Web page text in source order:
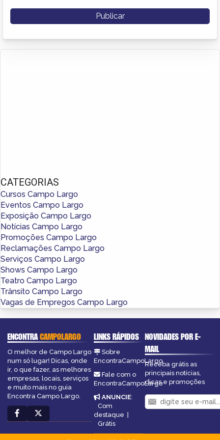
CATEGORIAS
Cursos Campo Largo
Eventos Campo Largo
Exposição Campo Largo
Notícias Campo Largo
Promoções Campo Largo
Reclamações Campo Largo
Serviços Campo Largo
Shows Campo Largo
Teatro Campo Largo
Trânsito Campo Largo
Vagas de Empregos Campo Largo
ENCONTRACAMPOLARGO
O melhor de Campo Largo
num só lugar! Dicas, onde
ir, o que fazer, as melhores
empresas, locais, serviços
e muito mais no guia
Encontra Campo Largo.
LINKS RÁPIDOS
Sobre
EncontraCampoLargo
Fale com o
EncontraCampoLargo
ANUNCIE:
Com
destaque
Grátis
NOVIDADES POR E-
MAIL
Receba grátis as
principais notícias,
dicas e promoções